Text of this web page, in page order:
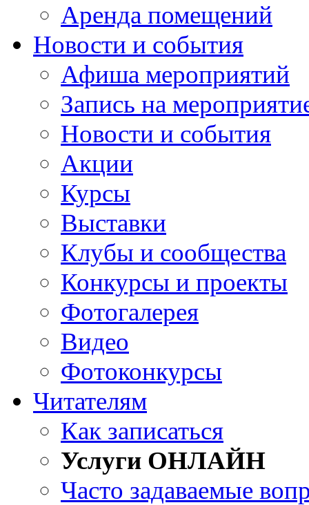
Аренда помещений
Новости и события
Афиша мероприятий
Запись на
Новости и события
Акции
Курсы
Выставки
Клубы и сообщества
Конкурсы и проекты
Фотогалерея
Видео
Фотоконкурсы
Читателям
Как записаться
Услуги ОНЛАЙН
Часто задаваемые